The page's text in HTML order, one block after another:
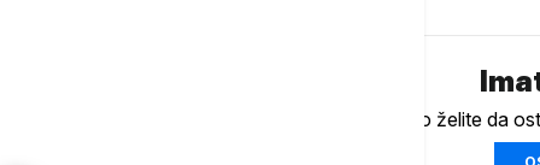
Ukoliko želite da